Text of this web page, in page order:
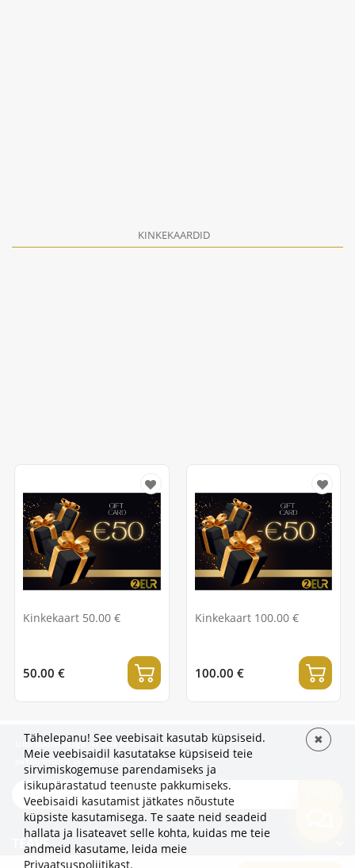
KINKEKAARDID
Kinkekaart 50.00 €
50.00 €
Kinkekaart 100.00 €
100.00 €
Liitu uudiskirjaga, et olla esimene, kes kuuleb
pakkumistest ja uudistest!
TEAVE
Tähelepanu! See veebisait kasutab küpsiseid.
Meie veebisaidil kasutatakse küpsiseid teie
sirvimiskogemuse parendamiseks ja
isikupärastatud teenuste pakkumiseks.
Veebisaidi kasutamist jätkates nõustute
küpsiste kasutamisega. Te saate neid seadeid
hallata ja lisateavet selle kohta, kuidas me teie
andmeid kasutame, leida meie
Privaatsuspoliitikast.
✖